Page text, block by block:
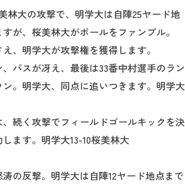
林大の攻撃で、明学大は自陣25ヤード地
が、桜美林大がボールをファンブル。
、明学大が攻撃権を獲得します。
パスが冴え、最後は33番中村選手のラン
。明学大、同点に追いつきます。明学大
続く攻撃でフィールドゴールキックを決
ます。明学大13-10桜美林大
の反撃。明学大は自陣12ヤード地点まで